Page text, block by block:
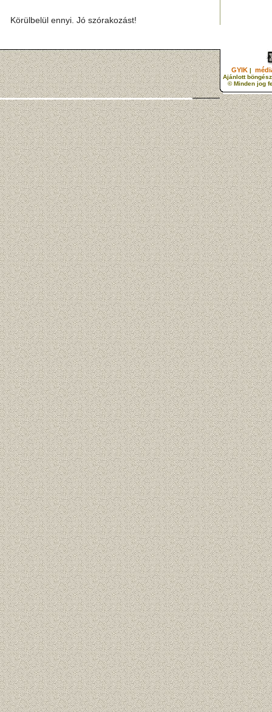
Körülbelül ennyi. Jó szórakozást!
GYIK |
Ajánlott
© Minden jog